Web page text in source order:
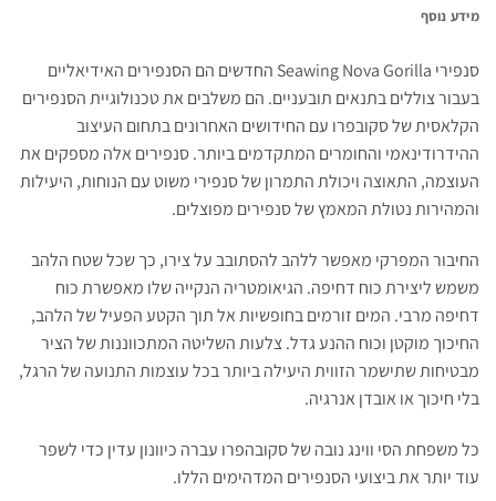
מידע נוסף
סנפירי Seawing Nova Gorilla החדשים הם הסנפירים האידיאליים
בעבור צוללים בתנאים תובעניים. הם משלבים את טכנולוגיית הסנפירים
הקלאסית של סקובפרו עם החידושים האחרונים בתחום העיצוב
ההידרודינאמי והחומרים המתקדמים ביותר. סנפירים אלה מספקים את
העוצמה, התאוצה ויכולת התמרון של סנפירי משוט עם הנוחות, היעילות
והמהירות נטולת המאמץ של סנפירים מפוצלים.
החיבור המפרקי מאפשר ללהב להסתובב על צירו, כך שכל שטח הלהב
משמש ליצירת כוח דחיפה. הגיאומטריה הנקייה שלו מאפשרת כוח
דחיפה מרבי. המים זורמים בחופשיות אל תוך הקטע הפעיל של הלהב,
החיכוך מוקטן וכוח ההנע גדל. צלעות השליטה המתכווננות של הציר
מבטיחות שתישמר הזווית היעילה ביותר בכל עוצמות התנועה של הרגל,
בלי חיכוך או אובדן אנרגיה.
כל משפחת הסי ווינג נובה של סקובהפרו עברה כיוונון עדין כדי לשפר
עוד יותר את ביצועי הסנפירים המדהימים הללו.